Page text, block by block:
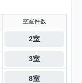
空室件数
2室
3室
8室